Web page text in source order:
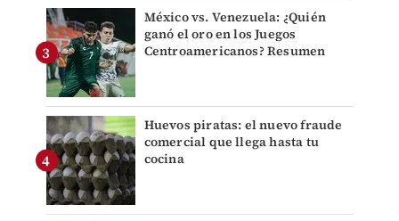
México vs. Venezuela: ¿Quién
ganó el oro en los Juegos
Centroamericanos? Resumen
Huevos piratas: el nuevo fraude
comercial que llega hasta tu
cocina